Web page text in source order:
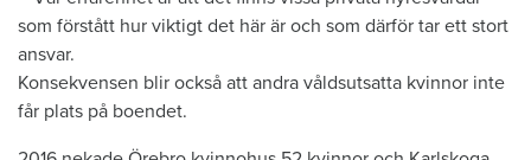
som förstått hur viktigt det här är och som därför tar ett stort
ansvar.
Konsekvensen blir också att andra våldsutsatta kvinnor inte
får plats på boendet.